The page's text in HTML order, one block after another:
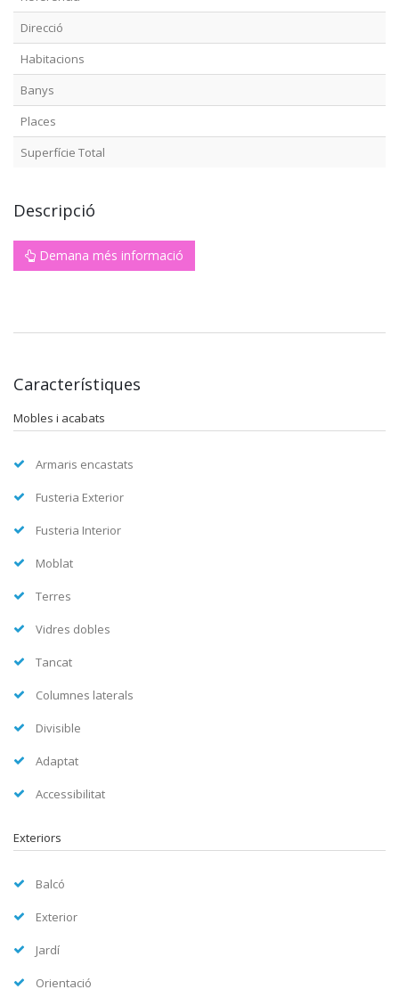
Direcció
Habitacions
Banys
Places
Superfície Total
Descripció
Demana més informació
Característiques
Mobles i acabats
Armaris encastats
Fusteria Exterior
Fusteria Interior
Moblat
Terres
Vidres dobles
Tancat
Columnes laterals
Divisible
Adaptat
Accessibilitat
Exteriors
Balcó
Exterior
Jardí
Orientació